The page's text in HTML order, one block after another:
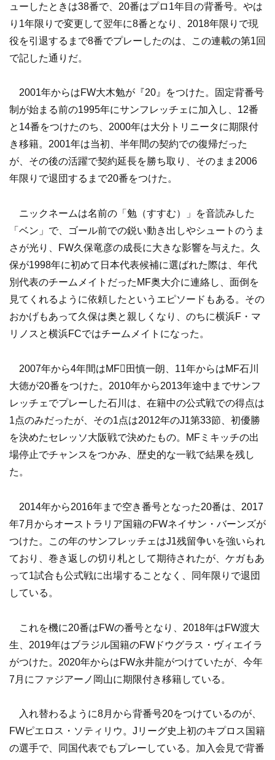
ューしたときは38番で、20番はプロ1年目の背番号。やは
り1年限りで変更して翌年に8番となり、2018年限りで現
役を引退するまで8番でプレーしたのは、この連載の第1回
で記した通りだ。
2001年からはFW大木勉が『20』をつけた。固定背番号
制が始まる前の1995年にサンフレッチェに加入し、12番
と14番をつけたのち、2000年は大分トリニータに期限付
き移籍。2001年は当初、半年間の契約での復帰だった
が、その後の活躍で契約延長を勝ち取り、そのまま2006
年限りで退団するまで20番をつけた。
ニックネームは名前の「勉（すすむ）」を音読みした
「ベン」で、ゴール前での鋭い動き出しやシュートのうま
さが光り、FW久保竜彦の成長に大きな影響を与えた。久
保が1998年に初めて日本代表候補に選ばれた際は、年代
別代表のチームメイトだったMF奥大介に連絡し、面倒を
見てくれるように依頼したというエピソードもある。その
おかげもあって久保は奥と親しくなり、のちに横浜F・マ
リノスと横浜FCではチームメイトになった。
2007年から4年間はMF田慎一朗、11年からはMF石川
大徳が20番をつけた。2010年から2013年途中までサンフ
レッチェでプレーした石川は、在籍中の公式戦での得点は
1点のみだったが、その1点は2012年のJ1第33節、初優勝
を決めたセレッソ大阪戦で決めたもの。MFミキッチの出
場停止でチャンスをつかみ、歴史的な一戦で結果を残し
た。
2014年から2016年まで空き番号となった20番は、2017
年7月からオーストラリア国籍のFWネイサン・バーンズが
つけた。この年のサンフレッチェはJ1残留争いを強いられ
ており、巻き返しの切り札として期待されたが、ケガもあ
って1試合も公式戦に出場することなく、同年限りで退団
している。
これを機に20番はFWの番号となり、2018年はFW渡大
生、2019年はブラジル国籍のFWドウグラス・ヴィエイラ
がつけた。2020年からはFW永井龍がつけていたが、今年
7月にファジアーノ岡山に期限付き移籍している。
入れ替わるように8月から背番号20をつけているのが、
FWピエロス・ソティリウ。Jリーグ史上初のキプロス国籍
の選手で、同国代表でもプレーしている。加入会見で背番